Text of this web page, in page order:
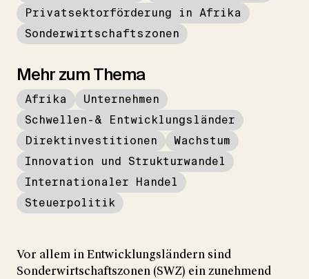
Privatsektorförderung in Afrika
Sonderwirtschaftszonen
Mehr zum Thema
Afrika
Unternehmen
Schwellen-& Entwicklungsländer
Direktinvestitionen
Wachstum
Innovation und Strukturwandel
Internationaler Handel
Steuerpolitik
Vor allem in Entwicklungsländern sind
Sonderwirtschaftszonen (SWZ) ein zunehmend